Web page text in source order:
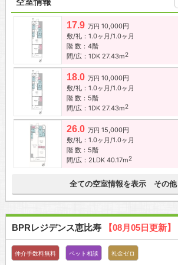
17.9 万円 10,000円
敷/礼：1.0ヶ月/1.0ヶ月
階 数：4階
間/広：1DK 27.43m2
18.0 万円 10,000円
敷/礼：1.0ヶ月/1.0ヶ月
階 数：5階
間/広：1DK 27.43m2
26.0 万円 15,000円
敷/礼：1.0ヶ月/1.0ヶ月
階 数：5階
間/広：2LDK 40.17m2
全ての空室情報を表示 その他
BPRレジデンス恵比寿 【08月05日更新】
仲介手数料無料 ペット相談 礼金ゼロ